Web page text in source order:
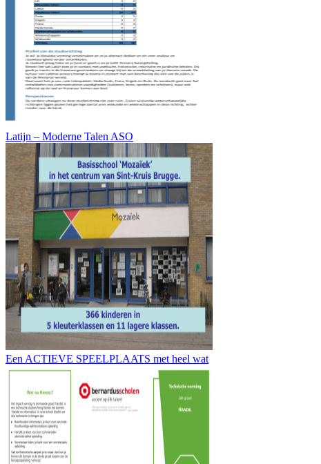
Latijn – Moderne Talen ASO
Een ACTIEVE SPEELPLAATS met heel wat